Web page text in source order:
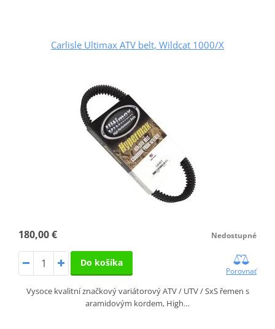
Carlisle Ultimax ATV belt, Wildcat 1000/X
180,00 € Nedostupné
Do košíka
Porovnať
Vysoce kvalitní značkový variátorový ATV / UTV / SxS řemen s
aramidovým kordem, High…